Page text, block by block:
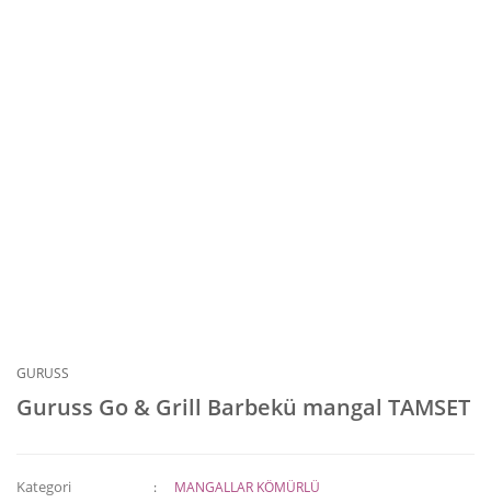
GURUSS
Guruss Go & Grill Barbekü mangal TAMSET
Kategori MANGALLAR KÖMÜRLÜ